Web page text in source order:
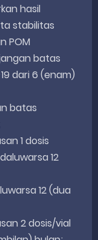
hasil
stabilitas
POM
batas
dari 6 (enam)
batas
1 dosis
12
12 (dua
2 dosis/vial